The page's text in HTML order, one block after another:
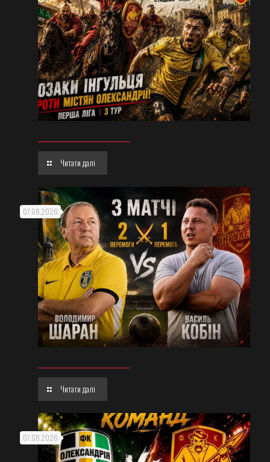
Читати далі
07.08.2026
Читати далі
07.08.2026